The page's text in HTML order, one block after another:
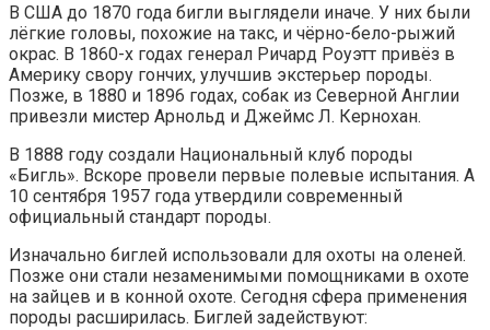
В США до 1870 года бигли выглядели иначе. У них были
лёгкие головы, похожие на такс, и чёрно-бело-рыжий
окрас. В 1860-х годах генерал Ричард Роуэтт привёз в
Америку свору гончих, улучшив экстерьер породы.
Позже, в 1880 и 1896 годах, собак из Северной Англии
привезли мистер Арнольд и Джеймс Л. Кернохан.
В 1888 году создали Национальный клуб породы
«Бигль». Вскоре провели первые полевые испытания. А
10 сентября 1957 года утвердили современный
официальный стандарт породы.
Изначально биглей использовали для охоты на оленей.
Позже они стали незаменимыми помощниками в охоте
на зайцев и в конной охоте. Сегодня сфера применения
породы расширилась. Биглей задействуют: